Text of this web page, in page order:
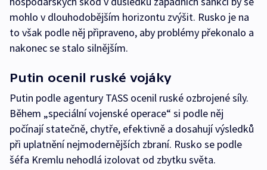
mohlo v dlouhodobějším horizontu zvýšit. Rusko je na
to však podle něj připraveno, aby problémy překonalo a
nakonec se stalo silnějším.
Putin ocenil ruské vojáky
Putin podle agentury TASS ocenil ruské ozbrojené síly.
Během „speciální vojenské operace“ si podle něj
počínají statečně, chytře, efektivně a dosahují výsledků
při uplatnění nejmodernějších zbraní. Rusko se podle
šéfa Kremlu nehodlá izolovat od zbytku světa.